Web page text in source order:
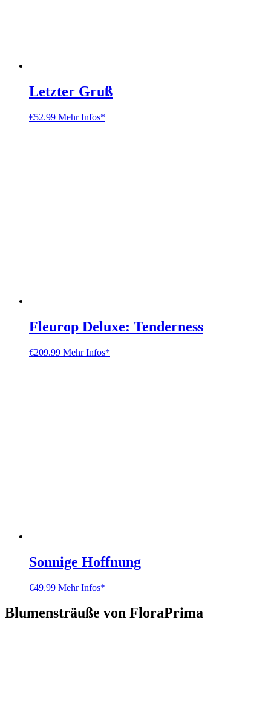
Letzter Gruß
€52.99 Mehr Infos*
Fleurop Deluxe: Tenderness
€209.99 Mehr Infos*
Sonnige Hoffnung
€49.99 Mehr Infos*
Blumensträuße von FloraPrima